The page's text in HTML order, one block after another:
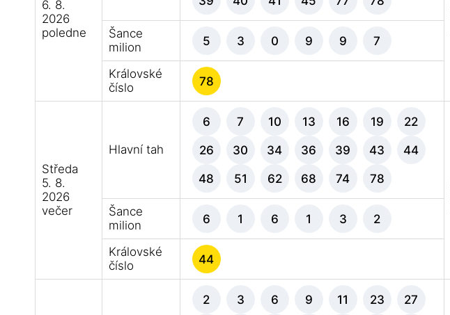
6. 8.
2026
poledne
Šance
milion
5 3 0 9 9 7
Královské
číslo
78
Středa
5. 8.
2026
večer
Hlavní tah
6 7 10 13 16 19 22
26 30 34 36 39 43 44
48 51 62 68 74 78
Šance
milion
6 1 6 1 3 2
Královské
číslo
44
2 3 6 9 11 23 27